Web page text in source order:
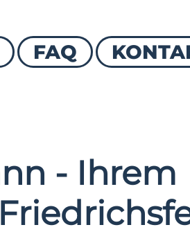
FAQ
- Ihrem